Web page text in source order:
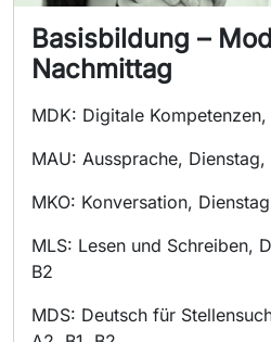
Basisbildung –
Nachmittag
MDK: Digitale
MAU: Aussprache, Dienstag,
MKO: Konversation,
MLS: Lesen und Schreiben,
B2
MDS: Deutsch für